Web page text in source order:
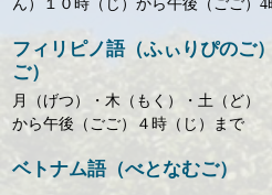
ん）１０時（じ）から午後（ごご）
フィリピノ語（ふぃりぴのご
ご）
月（げつ）・木（もく）・土（ど）
から午後（ごご）４時（じ）まで
ベトナム語（べとなむご）